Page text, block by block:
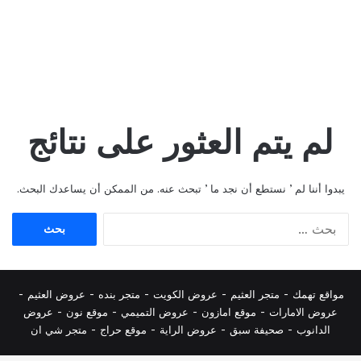
لم يتم العثور على نتائج
يبدوا أننا لم ’ نستطع أن نجد ما ’ تبحث عنه. من الممكن أن يساعدك البحث.
مواقع تهمك - متجر العثيم - عروض الكويت - متجر بنده - عروض العثيم -
عروض الامارات - موقع امازون - عروض التميمي - موقع نون - عروض
الدانوب - صحيفة سبق - عروض الراية - موقع حراج - متجر شي ان